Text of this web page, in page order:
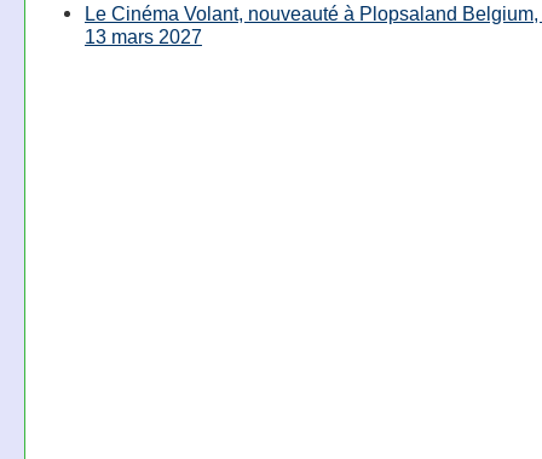
Le Cinéma Volant, nouveauté à Plopsaland
13 mars 2027